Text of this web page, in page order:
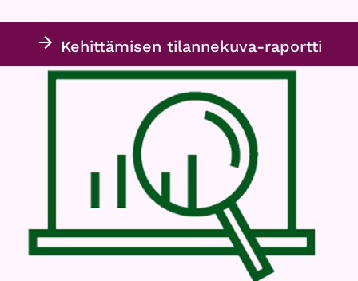
Kehittämisen tilannekuva-raportti